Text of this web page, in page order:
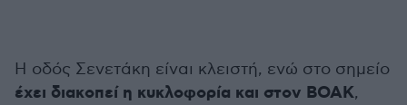
Η οδός Σενετάκη είναι κλειστή, ενώ στο σημείο
έχει διακοπεί η κυκλοφορία και στον ΒΟΑΚ,